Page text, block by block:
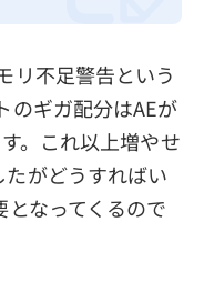
リ不足警告という
のギガ配分はAEが
。これ以上増やせ
がどうすればい
なってくるので